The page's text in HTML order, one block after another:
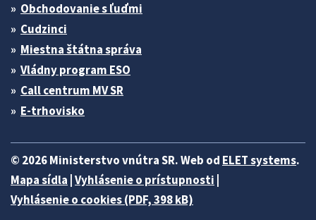
Obchodovanie s ľuďmi
Cudzinci
Miestna štátna správa
Vládny program ESO
Call centrum MV SR
E-trhovisko
© 2026 Ministerstvo vnútra SR. Web od ELET systems.
Mapa sídla Vyhlásenie o prístupnosti
Vyhlásenie o cookies (PDF, 398 kB)